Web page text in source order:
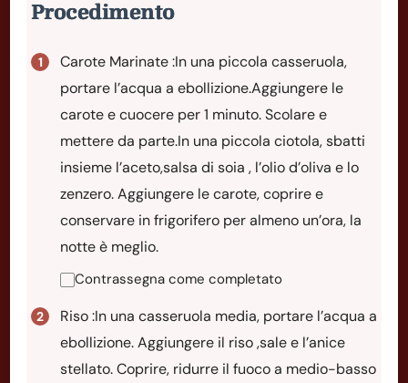
Procedimento
Carote Marinate :In una piccola casseruola,
portare l’acqua a ebollizione.Aggiungere le
carote e cuocere per 1 minuto. Scolare e
mettere da parte.In una piccola ciotola, sbatti
insieme l’aceto,salsa di soia , l’olio d’oliva e lo
zenzero. Aggiungere le carote, coprire e
conservare in frigorifero per almeno un’ora, la
notte è meglio.
Contrassegna come completato
Riso :In una casseruola media, portare l’acqua a
ebollizione. Aggiungere il riso ,sale e l’anice
stellato. Coprire, ridurre il fuoco a medio-basso